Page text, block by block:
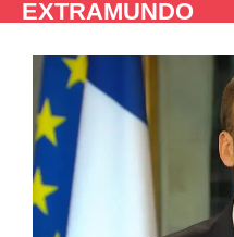
Saltar
contenido
EXTRAMUNDO